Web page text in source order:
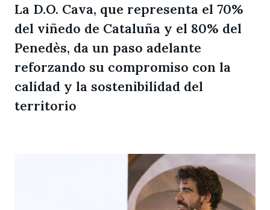
La D.O. Cava, que representa el 70%
del viñedo de Cataluña y el 80% del
Penedès, da un paso adelante
reforzando su compromiso con la
calidad y la sostenibilidad del
territorio